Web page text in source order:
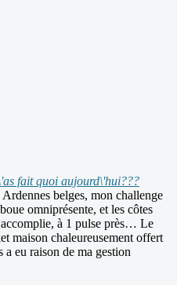
fait quoi aujourd\'hui???
belges, mon challenge
omniprésente, et les côtes
à 1 pulse près… Le
maison chaleureusement offert
a eu raison de ma gestion